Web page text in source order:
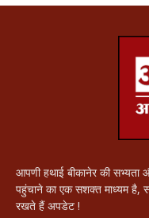
आपणी हथाई बीकानेर की
पहुंचाने का एक सशक्त माध्यम है,
रखते हैं अपडेट !